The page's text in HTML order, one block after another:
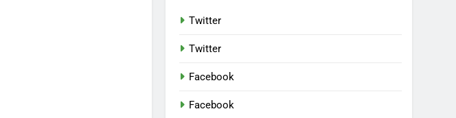
Twitter
Twitter
Facebook
Facebook